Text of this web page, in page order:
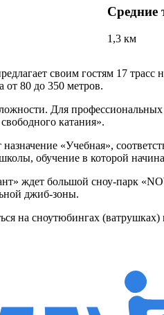
Средние
1,3 км
своим гостям 17 трасс
от 80 до 350 метров.
Для
катания».
«Учебная»,
обучение в которой
ждет большой сноу-парк
джиб-зоны.
на сноутюбингах